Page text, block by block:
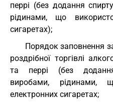
перрі (без додання
рідинами, що
сигаретах);
Порядок заповнення
роздрібної торгівлі
та перрі (без
виробами, рідинами,
електронних сигаретах;